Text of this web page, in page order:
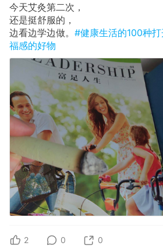
今天艾灸第二次，
还是挺舒服的，
边看边学边做。 #健康生活的100种
福感的好物
2 0 0